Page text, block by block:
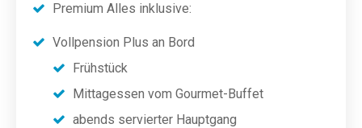
Premium Alles inklusive:
Vollpension Plus an Bord
Frühstück
Mittagessen vom Gourmet-Buffet
abends servierter Hauptgang